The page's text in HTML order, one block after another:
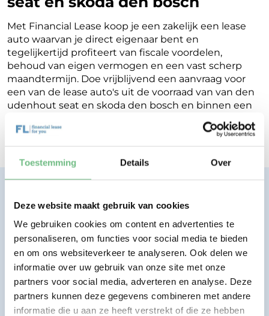
Toestemming Details Over
Deze website maakt gebruik van cookies
We gebruiken cookies om content en advertenties te
personaliseren, om functies voor social media te bieden
en om ons websiteverkeer te analyseren. Ook delen we
informatie over uw gebruik van onze site met onze
partners voor social media, adverteren en analyse. Deze
partners kunnen deze gegevens combineren met andere
informatie die u aan ze heeft verstrekt of die ze hebben
Met Financial Lease koop je een zakelijk een lease
auto waarvan je direct eigenaar bent en
tegelijkertijd profiteert van fiscale voordelen,
behoud van eigen vermogen en een vast scherp
maandtermijn. Doe vrijblijvend een aanvraag voor
een van de lease auto's uit de voorraad van van den
udenhout seat en skoda den bosch en binnen een
werkdag ontvang je terugkoppeling op de
mogelijkheden voor jouw Financial Lease.
Eenvoudig, transparant, vertrouwd.
Bekijk lease aanbod